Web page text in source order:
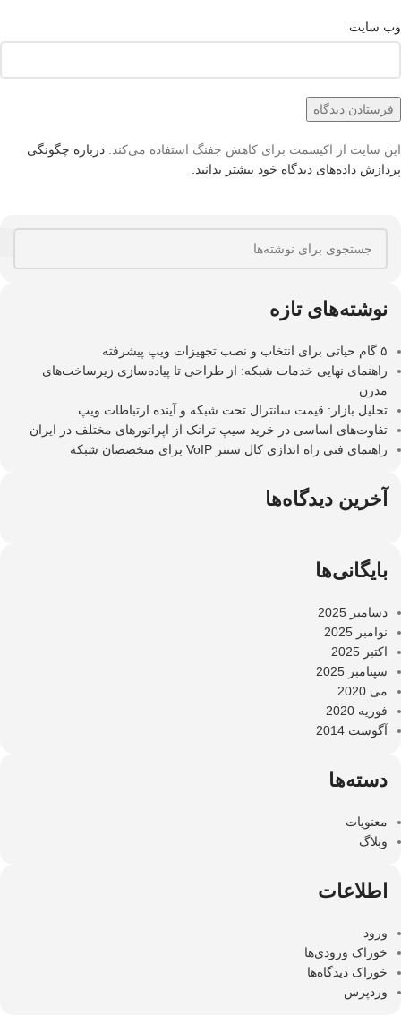
وب‌ سایت
این سایت از اکیسمت برای کاهش جفنگ استفاده می‌کند. درباره چگونگی
پردازش داده‌های دیدگاه خود بیشتر بدانید.
نوشته‌های تازه
۵ گام حیاتی برای انتخاب و نصب تجهیزات ویپ پیشرفته
راهنمای نهایی خدمات شبکه: از طراحی تا پیاده‌سازی زیرساخت‌های
مدرن
تحلیل بازار: قیمت سانترال تحت شبکه و آینده ارتباطات ویپ
تفاوت‌های اساسی در خرید سیپ ترانک از اپراتورهای مختلف در ایران
راهنمای فنی راه اندازی کال سنتر VoIP برای متخصصان شبکه
آخرین دیدگاه‌ها
بایگانی‌ها
دسامبر 2025
نوامبر 2025
اکتبر 2025
سپتامبر 2025
می 2020
فوریه 2020
آگوست 2014
دسته‌ها
معنویات
وبلاگ
اطلاعات
ورود
خوراک ورودی‌ها
خوراک دیدگاه‌ها
وردپرس